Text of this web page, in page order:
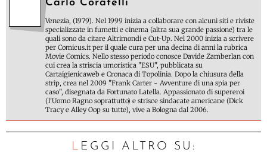
Carlo Coratelli
Venezia, (1979). Nel 1999 inizia a collaborare con alcuni siti e riviste
specializzate in fumetti e cinema (altra sua grande passione) tra le
quali sono da citare Altrimondi e Cut-Up. Nel 2000 inizia a scrivere
per Comicus.it per il quale cura per una decina di anni la rubrica
Movie Comics. Nello stesso periodo conosce Davide Zamberlan con
cui crea la striscia umoristica "ESU", pubblicata su
Cartaigienicaweb e Cronaca di Topolinia. Dopo la chiusura della
strip, crea nel 2009 "Frank Carter - Avventure di una spia per
caso", disegnata da Fortunato Latella. Appassionato di supereroi
(l'Uomo Ragno soprattutto) e strisce sindacate americane (Dick
Tracy e Alley Oop su tutte), vive a Bologna dal 2006.
LEGGI ALTRO SU: